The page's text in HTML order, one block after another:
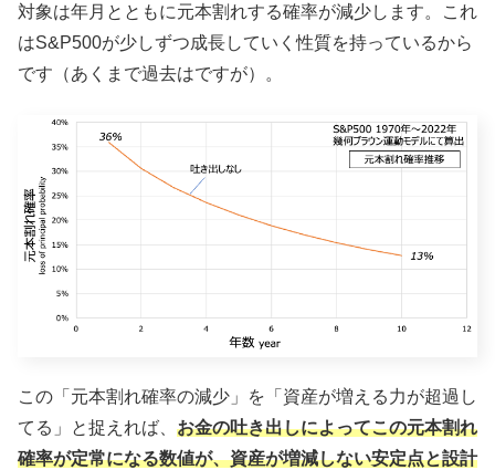
対象は年月とともに元本割れする確率が減少します。これ
はS&P500が少しずつ成長していく性質を持っているから
です（あくまで過去はですが）。
この「元本割れ確率の減少」を「資産が増える力が超過し
てる」と捉えれば、 お金の吐き出しによってこの元本割れ
確率が定常になる数値が、資産が増減しない安定点と設計